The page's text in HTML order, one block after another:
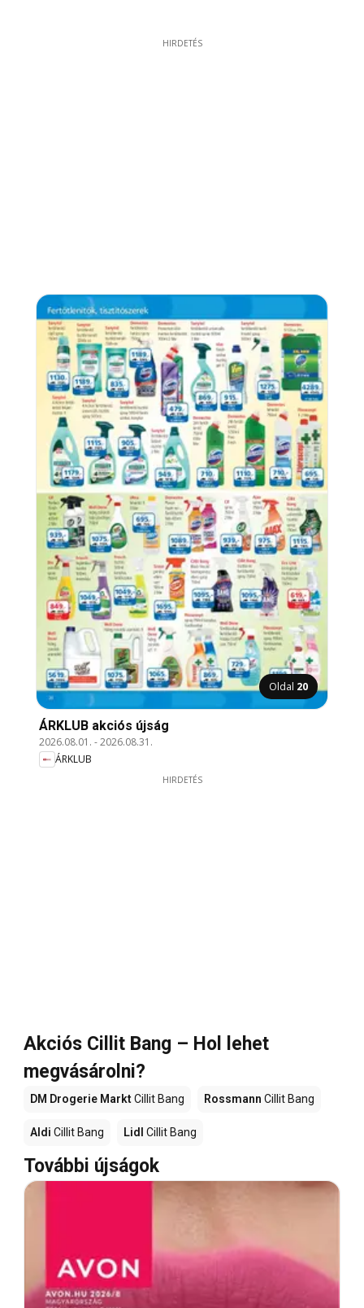
HIRDETÉS
Oldal 20
ÁRKLUB akciós újság
2026.08.01. -2026.08.31.
ÁRKLUB
HIRDETÉS
Akciós Cillit Bang – Hol lehet
megvásárolni?
DM Drogerie MarktCillit Bang Rossmann Cillit Bang
Aldi Cillit Bang Lidl Cillit Bang
További újságok